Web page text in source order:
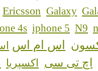
Ericsson Galaxy
4s iphone 5 N9
اس ام اس
اچ تی سی اکسپریا